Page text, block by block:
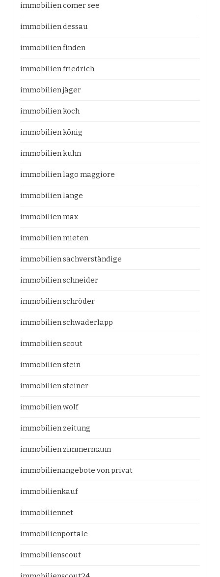
immobilien comer see
immobilien dessau
immobilien finden
immobilien friedrich
immobilien jäger
immobilien koch
immobilien könig
immobilien kuhn
immobilien lago maggiore
immobilien lange
immobilien max
immobilien mieten
immobilien sachverständige
immobilien schneider
immobilien schröder
immobilien schwaderlapp
immobilien scout
immobilien stein
immobilien steiner
immobilien wolf
immobilien zeitung
immobilien zimmermann
immobilienangebote von privat
immobilienkauf
immobiliennet
immobilienportale
immobilienscout